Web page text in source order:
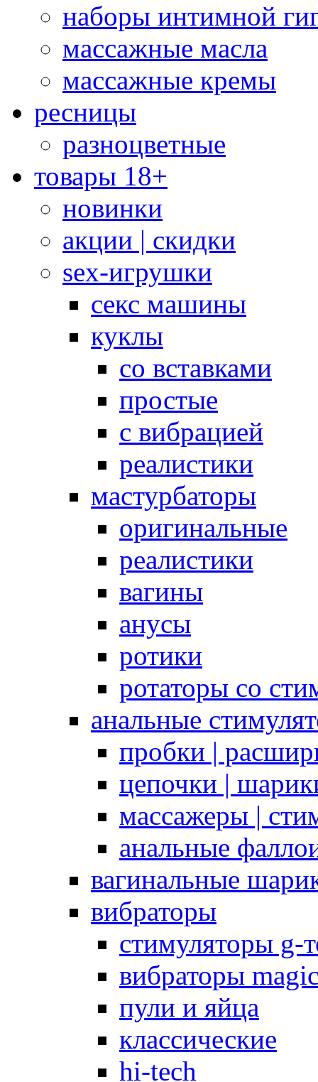
наборы интимной
массажные масла
массажные кремы
ресницы
разноцветные
товары 18+
новинки
акции | скидки
sex-игрушки
секс машины
куклы
со вставками
простые
с вибрацией
реалистики
мастурбаторы
оригинальные
реалистики
вагины
анусы
ротики
ротаторы со
анальные
пробки |
цепочки |
массажеры |
анальные
вагинальные
вибраторы
стимуляторы g-
вибраторы
пули и яйца
классические
hi-tech